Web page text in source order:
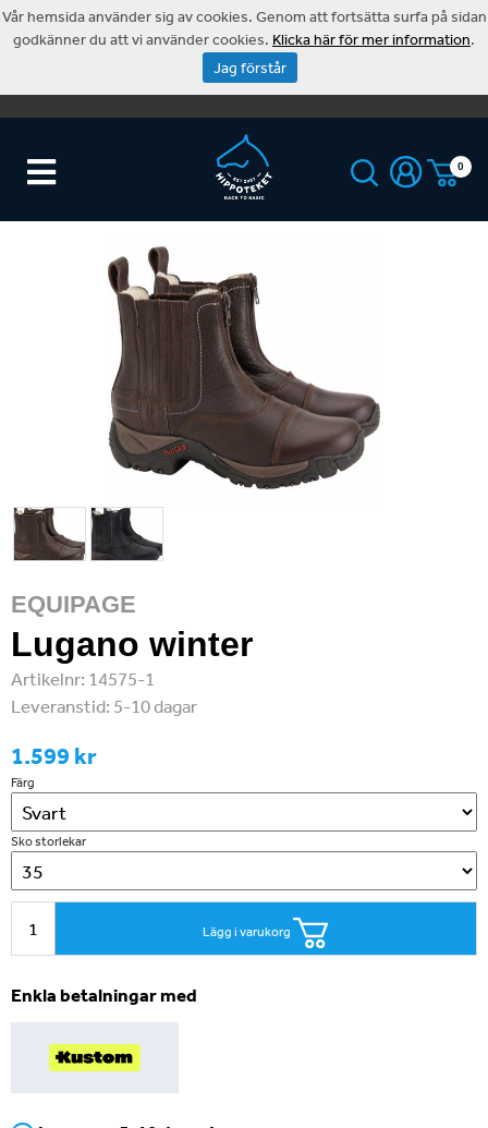
0
EQUIPAGE
Lugano winter
Artikelnr: 14575-1
Leveranstid: 5-10 dagar
1.599 kr
Färg
Sko storlekar
Lägg i varukorg
Enkla betalningar med
Vår hemsida använder sig av cookies. Genom att fortsätta surfa på sidan
godkänner du att vi använder cookies. Klicka här för mer information.
Jag förstår